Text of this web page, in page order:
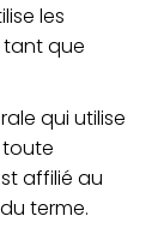
les
tant que
qui utilise
toute
affilié au
terme.